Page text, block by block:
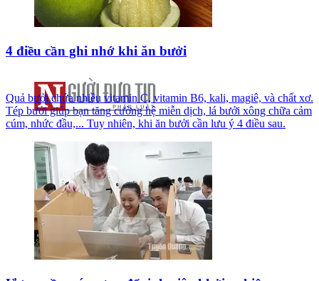
4 điều cần ghi nhớ khi ăn bưởi
Quả bưởi chứa nhiều vitamin C, vitamin B6, kali, magiê, và chất xơ.
Tép bưởi giúp bạn tăng cường hệ miễn dịch, lá bưởi xông chữa cảm
cúm, nhức đầu,... Tuy nhiên, khi ăn bưởi cần lưu ý 4 điều sau.